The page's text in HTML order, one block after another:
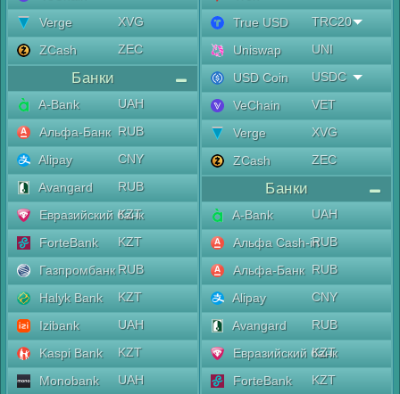
Verge
XVG
ZCash
ZEC
Банки
A-Bank
UAH
Альфа-Банк RUB
Alipay
CNY
Avangard
RUB
Евразийский банк
KZT
ForteBank
KZT
Газпромбанк RUB
Halyk Bank
KZT
Izibank
UAH
Kaspi Bank
KZT
Monobank
UAH
True USD
TRC20
Uniswap
UNI
USD Coin
USDC
VeChain
VET
Verge
XVG
ZCash
ZEC
Банки
A-Bank
UAH
Альфа Cash-inRUB
Альфа-Банк RUB
Alipay
CNY
Avangard
RUB
Евразийский банк
KZT
ForteBank
KZT